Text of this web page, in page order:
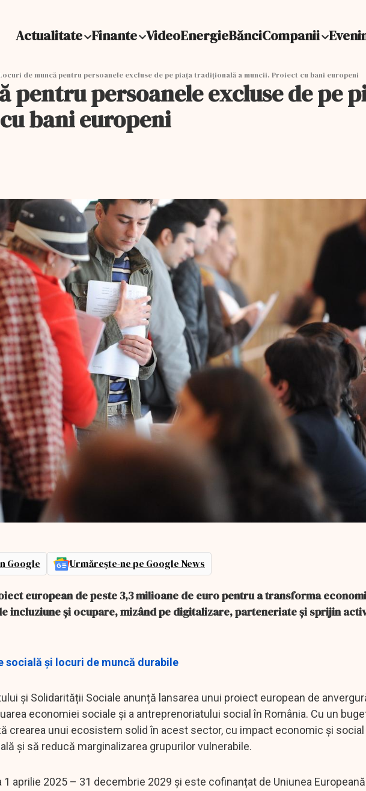
Actualitate Finante VideoEnergieBănciCompanii
de muncă pentru persoanele excluse de pe piața tradițională a muncii. Proiect cu bani europeni
pentru persoanele excluse de pe
bani europeni
Google Urmărește-ne pe Google News
european de peste 3,3 milioane de euro pentru a transforma
incluziune și ocupare, mizând pe digitalizare, parteneriate și sprijin
socială și locuri de muncă durabile
și Solidarității Sociale anunță lansarea unui proiect european de
economiei sociale și a antreprenoriatului social în România. Cu un
crearea unui ecosistem solid în acest sector, cu impact economic și social
și să reducă marginalizarea grupurilor vulnerabile.
aprilie 2025 – 31 decembrie 2029 și este cofinanțat de Uniunea